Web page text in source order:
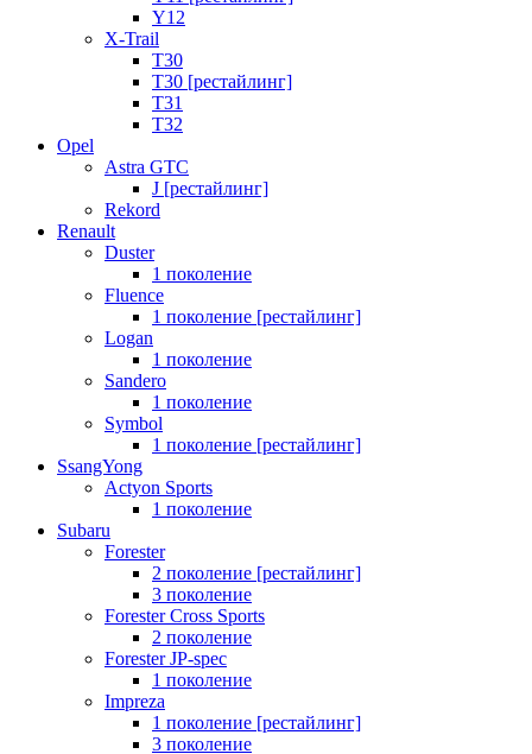
Y12
X-Trail
T30
T30 [рестайлинг]
T31
T32
Opel
Astra GTC
J [рестайлинг]
Rekord
Renault
Duster
1 поколение
Fluence
1 поколение [рестайлинг]
Logan
1 поколение
Sandero
1 поколение
Symbol
1 поколение [рестайлинг]
SsangYong
Actyon Sports
1 поколение
Subaru
Forester
2 поколение [рестайлинг]
3 поколение
Forester Cross Sports
2 поколение
Forester JP-spec
1 поколение
Impreza
1 поколение [рестайлинг]
3 поколение